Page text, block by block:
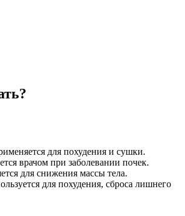
для похудения и сушки.
врачом при заболевании почек.
для снижения массы тела.
для похудения, сброса лишнего